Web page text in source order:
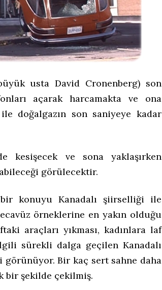
usta David Cronenberg) son
açarak harcamakta ve ona
doğalgazın son saniyeye kadar
kesişecek ve sona yaklaşırken
görülecektir.
konuyu Kanadalı şiirselliği ile
örneklerine en yakın olduğu
araçları yıkması, kadınlara laf
sürekli dalga geçilen Kanadalı
görünüyor. Bir kaç sert sahne daha
bir şekilde çekilmiş.